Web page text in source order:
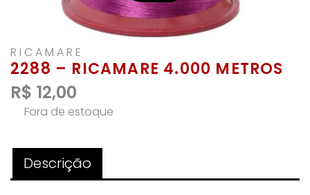
RICAMARE
2288 – RICAMARE 4.000 METROS
R$ 12,00
Fora de estoque
Descrição